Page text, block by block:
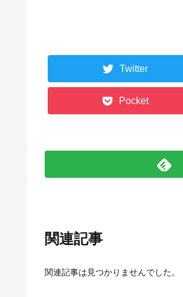
Twitter
Pocket
関連記事
関連記事は見つかりませんでした。